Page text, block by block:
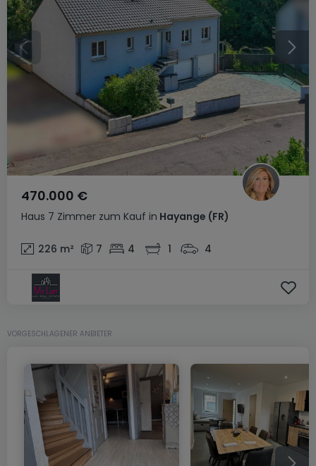
Haus 7 Zimmer zum Kauf in Hayange (FR)
470.000 €
226 m² 7 4 1 4
VORGESCHLAGENER ANBIETER